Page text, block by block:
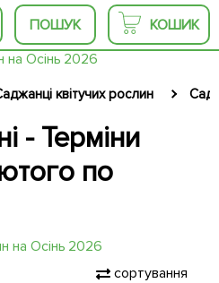
ПОШУК КОШИК
квітучих рослин
- Терміни
по
сортування